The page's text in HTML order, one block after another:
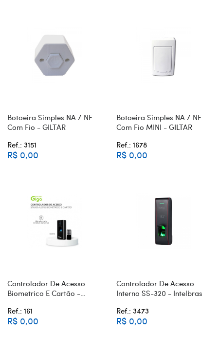
Botoeira Simples NA / NF
Com Fio - GILTAR
Ref.: 3151
R$ 0,00
Botoeira Simples NA / NF
Com Fio MINI - GILTAR
Ref.: 1678
R$ 0,00
Controlador De Acesso
Biometrico E Cartão -
Ref.: 161
R$ 0,00
Controlador De Acesso
Interno SS-320 - Intelbras
Ref.: 3473
R$ 0,00